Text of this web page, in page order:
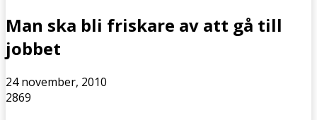
Man ska bli friskare av att gå till
jobbet
24 november, 2010
2869